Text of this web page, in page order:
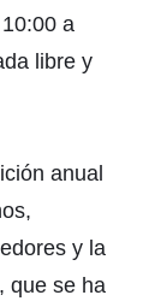
a
libre y
anual
y la
que se ha